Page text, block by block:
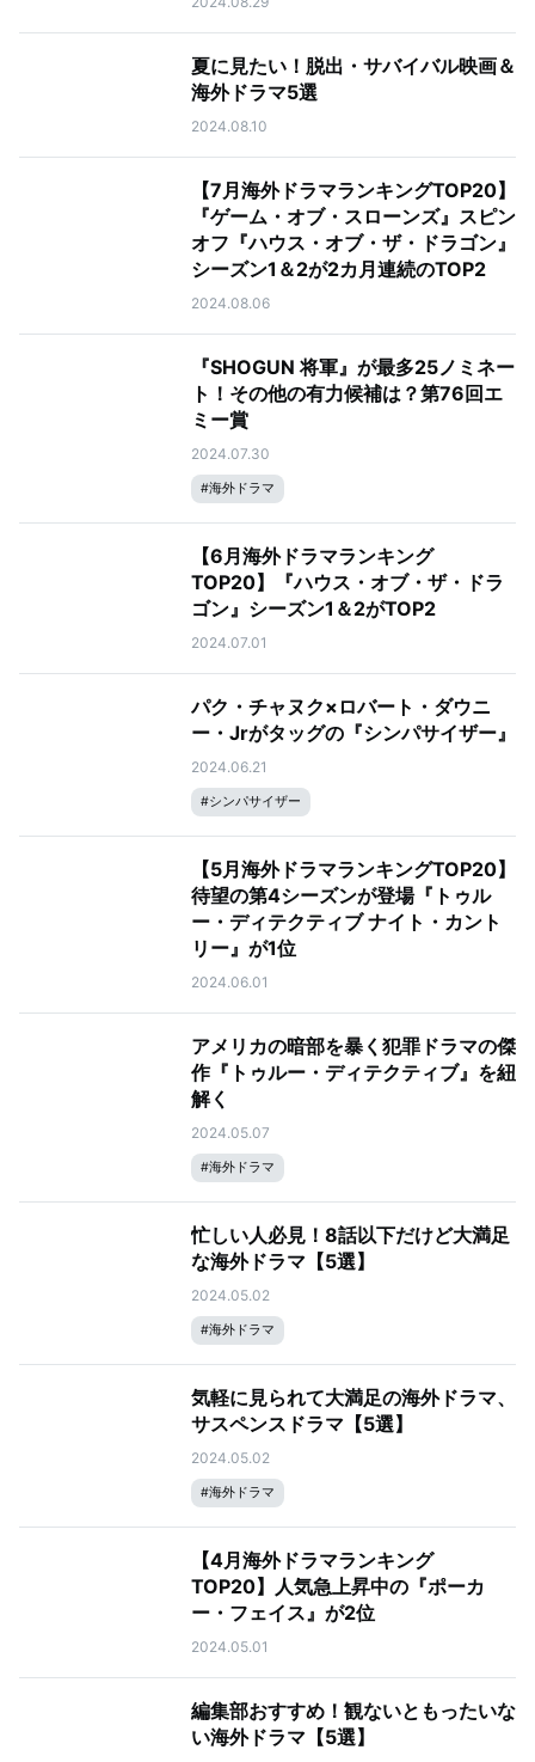
夏に見たい！脱出・サバイバル映画＆
海外ドラマ5選
2024.08.10
【7月海外ドラマランキングTOP20】
『ゲーム・オブ・スローンズ』スピン
オフ『ハウス・オブ・ザ・ドラゴン』
シーズン1＆2が2カ月連続のTOP2
2024.08.06
『SHOGUN 将軍』が最多25ノミネー
ト！その他の有力候補は？第76回エ
ミー賞
2024.07.30
#海外ドラマ
【6月海外ドラマランキング
TOP20】『ハウス・オブ・ザ・ドラ
ゴン』シーズン1＆2がTOP2
2024.07.01
パク・チャヌク×ロバート・ダウニ
ー・Jrがタッグの『シンパサイザー』
2024.06.21
#シンパサイザー
【5月海外ドラマランキングTOP20】
待望の第4シーズンが登場『トゥル
ー・ディテクティブ ナイト・カント
リー』が1位
2024.06.01
アメリカの暗部を暴く犯罪ドラマの傑
作『トゥルー・ディテクティブ』を紐
解く
2024.05.07
#海外ドラマ
忙しい人必見！8話以下だけど大満足
な海外ドラマ【5選】
2024.05.02
#海外ドラマ
気軽に見られて大満足の海外ドラマ、
サスペンスドラマ【5選】
2024.05.02
#海外ドラマ
【4月海外ドラマランキング
TOP20】人気急上昇中の『ポーカ
ー・フェイス』が2位
2024.05.01
編集部おすすめ！観ないともったいな
い海外ドラマ【5選】